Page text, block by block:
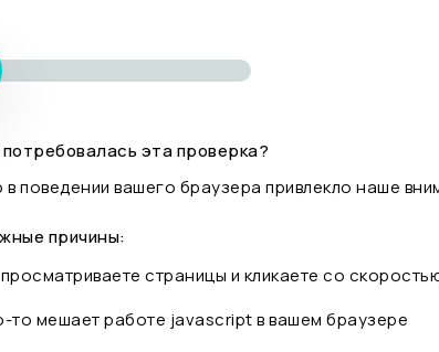
эта проверка?
в поведении вашего браузера привлекло наше
причины:
страницы и кликаете со
то мешает работе javascript в вашем браузере